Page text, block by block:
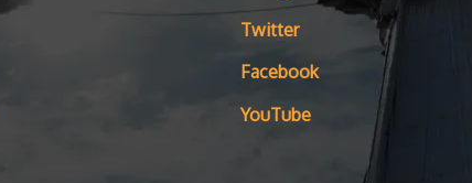
Twitter
Facebook
YouTube